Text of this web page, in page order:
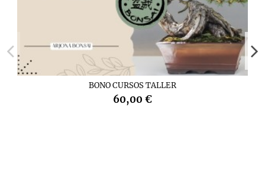
BONO CURSOS TALLER
60,00 €